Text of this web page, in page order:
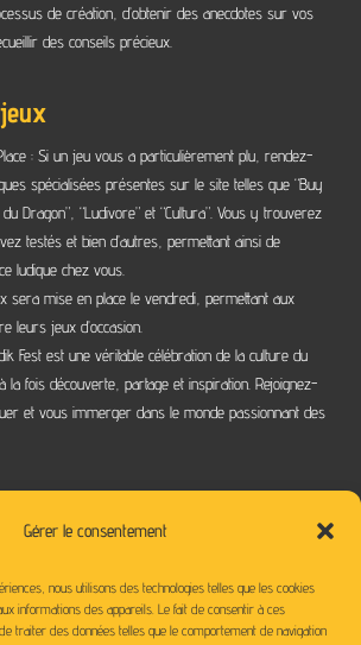
Gérer le consentement
nous utilisons des technologies telles que les cookies
informations des appareils. Le fait de consentir à ces
traiter des données telles que le comportement de navigation
de création, d’obtenir des anecdotes sur vos
des conseils précieux.
: Si un jeu vous a particulièrement plu, rendez-
spécialisées présentes sur le site telles que “Buy
du Dragon”, “Ludivore” et “Cultura”. Vous y trouverez
testés et bien d’autres, permettant ainsi de
ludique chez vous.
sera mise en place le vendredi, permettant aux
leurs jeux d’occasion.
Fest est une véritable célébration de la culture du
la fois découverte, partage et inspiration. Rejoignez-
et vous immerger dans le monde passionnant des